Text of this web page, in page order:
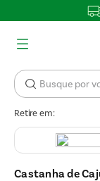
Retire em:
Castanha de